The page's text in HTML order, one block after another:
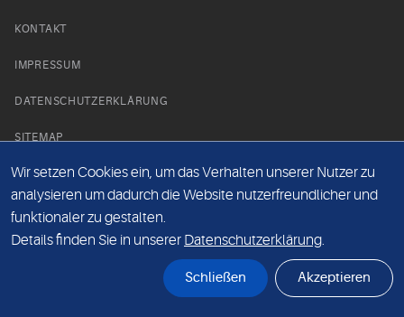
KONTAKT
IMPRESSUM
DATENSCHUTZERKLÄRUNG
SITEMAP
NEWS PARTNER
Wir setzen Cookies ein, um das Verhalten unserer Nutzer zu
analysieren um dadurch die Website nutzerfreundlicher und
funktionaler zu gestalten.
Details finden Sie in unserer Datenschutzerklärung.
Schließen Akzeptieren